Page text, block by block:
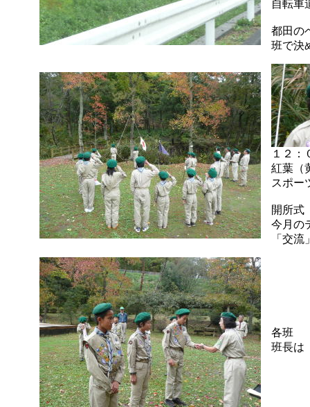
自転車
都田の
班で決
１２
紅葉（
スポー
開所式
今月の
「交流
各班
班長は